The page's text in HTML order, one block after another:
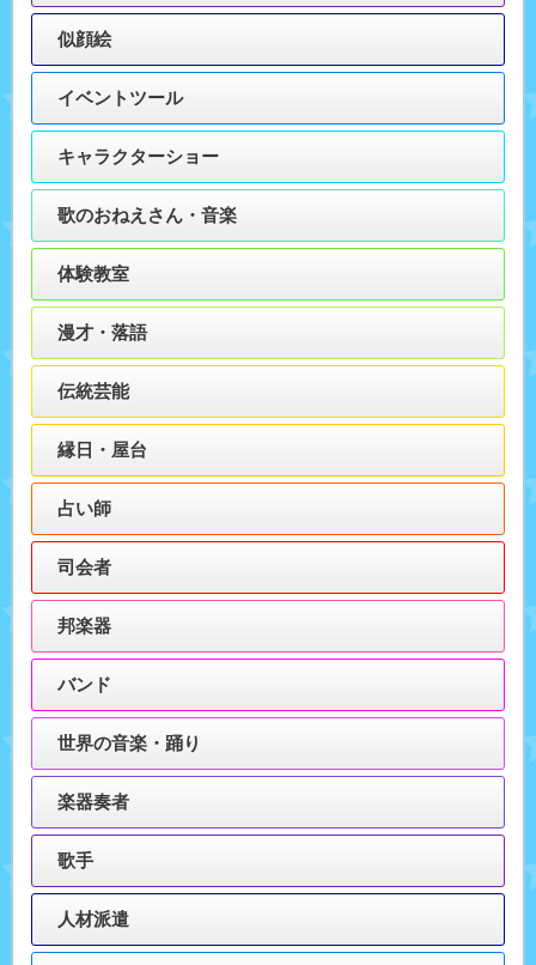
似顔絵
イベントツール
キャラクターショー
歌のおねえさん・音楽
体験教室
漫才・落語
伝統芸能
縁日・屋台
占い師
司会者
邦楽器
バンド
世界の音楽・踊り
楽器奏者
歌手
人材派遣